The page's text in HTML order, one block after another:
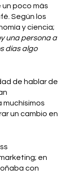
un poco más
Según los
y ciencia;
una persona a
días algo
de hablar de
muchísimos
un cambio en
en
con